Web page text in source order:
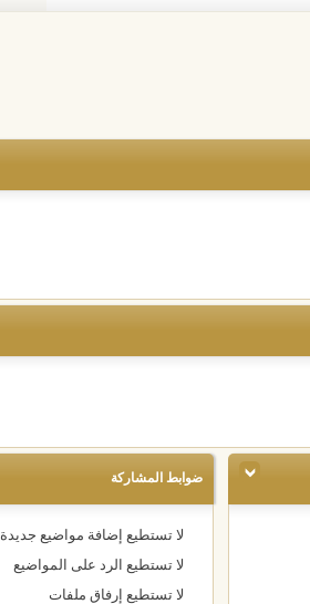
ضوابط المشاركة
لا تستطيع إضافة مواضيع جديدة
لا تستطيع الرد على المواضيع
لا تستطيع إرفاق ملفات